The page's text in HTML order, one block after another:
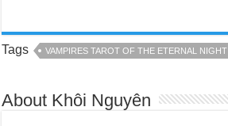
Tags VAMPIRES TAROT OF THE ETERNAL NIGHT
About Khôi Nguyên